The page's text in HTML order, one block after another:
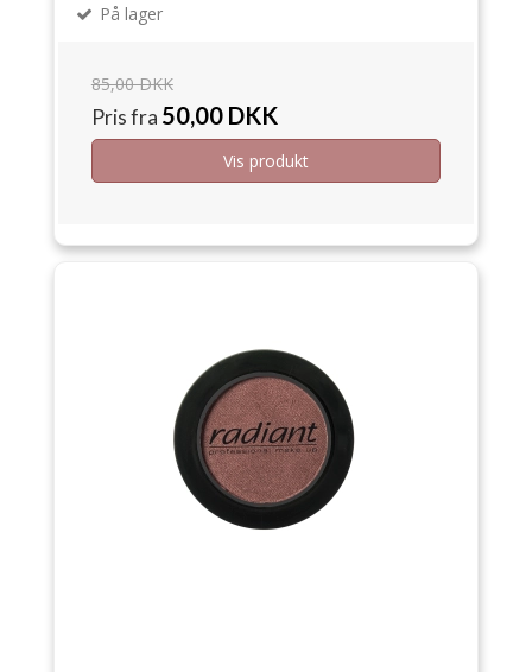
På lager
85,00 DKK
Pris fra 50,00 DKK
Vis produkt